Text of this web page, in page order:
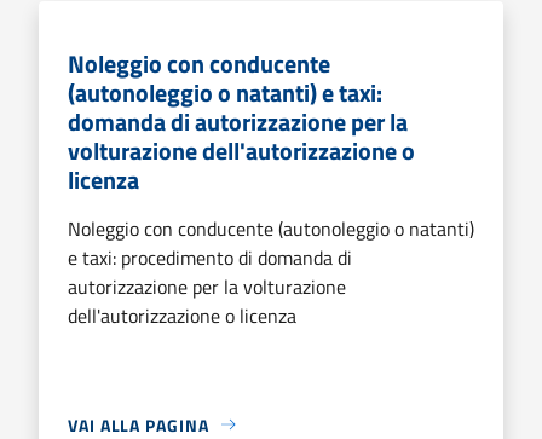
Noleggio con conducente
(autonoleggio o natanti) e taxi:
domanda di autorizzazione per la
volturazione dell'autorizzazione o
licenza
Noleggio con conducente (autonoleggio o natanti)
e taxi: procedimento di domanda di
autorizzazione per la volturazione
dell'autorizzazione o licenza
VAI ALLA PAGINA